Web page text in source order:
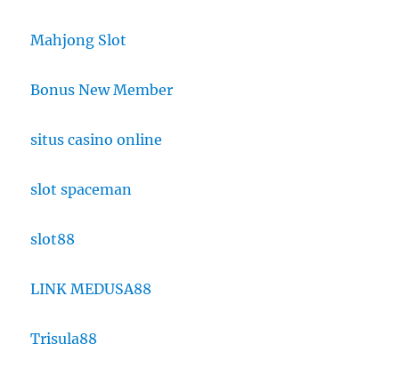
Mahjong Slot
Bonus New Member
situs casino online
slot spaceman
slot88
LINK MEDUSA88
Trisula88